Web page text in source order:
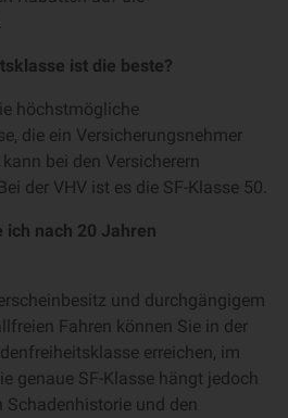
ist die beste?
höchstmögliche
die ein Versicherungsnehmer
bei den Versicherern
der VHV ist es die SF-Klasse 50.
ich nach 20 Jahren
und durchgängigem
Fahren können Sie in der
erreichen, im
genaue SF-Klasse hängt jedoch
und den